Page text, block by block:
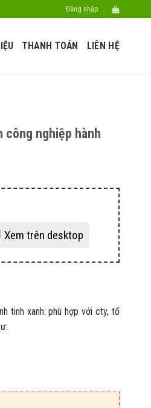
Đăng nhập
THANH TOÁN LIÊN HỆ
công nghiệp hành
Xem trên desktop
tinh xanh: phù hợp với cty, tổ